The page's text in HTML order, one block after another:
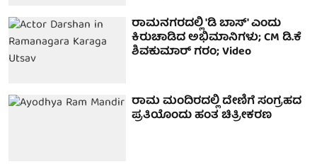
ರಾಮನಗರದಲ್ಲಿ 'ಡಿ ಬಾಸ್' ಎಂದು
ಕಿರುಚಾಡಿದ ಅಭಿಮಾನಿಗಳು; CM ಡಿ.ಕೆ
ಶಿವಕುಮಾರ್ ಗರಂ; Video
ರಾಮ ಮಂದಿರದಲ್ಲಿ ದೇಣಿಗೆ ಸಂಗ್ರಹದ
ಪ್ರತಿಯೊಂದು ಹಂತ ಚಿತ್ರೀಕರಣ